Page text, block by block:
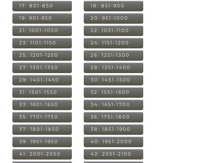
17: 801-850 18: 851-900
19: 901-950 20: 951-1000
21: 1001-1050 22: 1051-1100
23: 1101-1150 24: 1151-1200
25: 1201-1250 26: 1251-1300
27: 1301-1350 28: 1351-1400
29: 1401-1450 30: 1451-1500
31: 1501-1550 32: 1551-1600
33: 1601-1650 34: 1651-1700
35: 1701-1750 36: 1751-1800
37: 1801-1850 38: 1851-1900
39: 1901-1950 40: 1951-2000
41: 2001-2050 42: 2051-2100